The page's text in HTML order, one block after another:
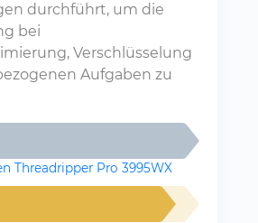
durchführt, um die
bei
Verschlüsselung
Aufgaben zu
Threadripper Pro 3995WX